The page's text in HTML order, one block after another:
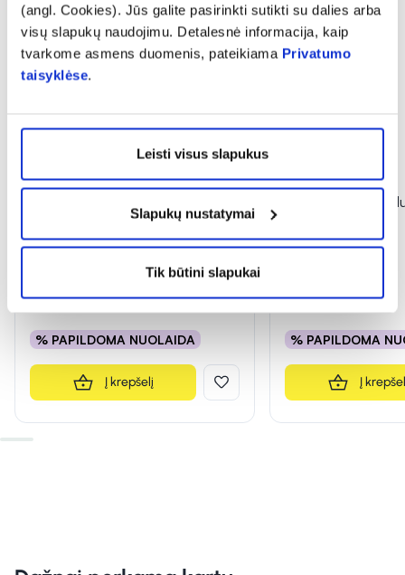
(angl. Cookies). Jūs galite pasirinkti sutikti su dalies arba
visų slapukų naudojimu. Detalesnė informacija, kaip
tvarkome asmens duomenis, pateikiama Privatumo
taisyklėse.
Leisti visus slapukus
Slapukų nustatymai
Tik būtini slapukai
0,45 €
% PAPILDOMA NUOLAIDA
Į krepšelį
INGENCARE
0,49 €
% PAPILDOMA
Į